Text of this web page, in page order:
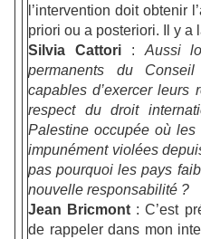
l’intervention doit obtenir
priori ou a posteriori. Il y a
Silvia Cattori: Aussi
permanents du
capables d’exercer leurs
respect du droit
Palestine occupée où les
impunément violées
pas pourquoi les pays
nouvelle responsabilité ?
Jean Bricmont : C’est
de rappeler dans mon